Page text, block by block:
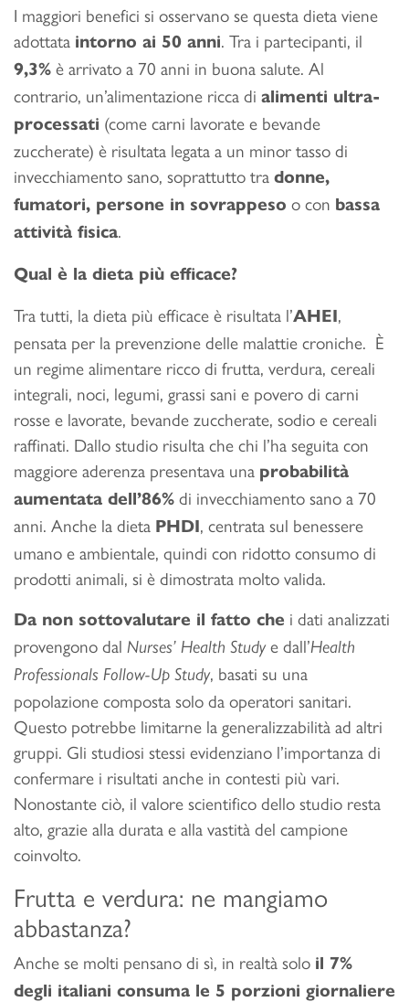
I maggiori benefici si osservano se questa dieta viene
adottata intorno ai 50 anni. Tra i partecipanti, il
9,3% è arrivato a 70 anni in buona salute. Al
contrario, un’alimentazione ricca di alimenti ultra-
processati (come carni lavorate e bevande
zuccherate) è risultata legata a un minor tasso di
invecchiamento sano, soprattutto tra donne,
fumatori, persone in sovrappeso o con bassa
attività fisica.
Qual è la dieta più efficace?
Tra tutti, la dieta più efficace è risultata l’AHEI,
pensata per la prevenzione delle malattie croniche. È
un regime alimentare ricco di frutta, verdura, cereali
integrali, noci, legumi, grassi sani e povero di carni
rosse e lavorate, bevande zuccherate, sodio e cereali
raffinati. Dallo studio risulta che chi l’ha seguita con
maggiore aderenza presentava una probabilità
aumentata dell’86% di invecchiamento sano a 70
anni. Anche la dieta PHDI, centrata sul benessere
umano e ambientale, quindi con ridotto consumo di
prodotti animali, si è dimostrata molto valida.
Da non sottovalutare il fatto che i dati analizzati
provengono dal Nurses’ Health Studye dall’Health
Professionals Follow-Up Study, basati su una
popolazione composta solo da operatori sanitari.
Questo potrebbe limitarne la generalizzabilità ad altri
gruppi. Gli studiosi stessi evidenziano l’importanza di
confermare i risultati anche in contesti più vari.
Nonostante ciò, il valore scientifico dello studio resta
alto, grazie alla durata e alla vastità del campione
coinvolto.
Frutta e verdura: ne mangiamo
abbastanza?
Anche se molti pensano di sì, in realtà solo il 7%
degli italiani consuma le 5 porzioni giornaliere